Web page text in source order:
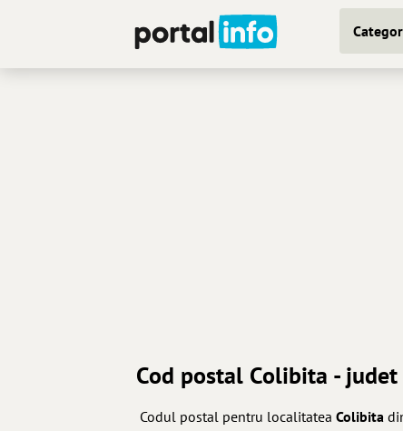
Cod postal Colibita -
Codul postal pentru localitatea Colibita